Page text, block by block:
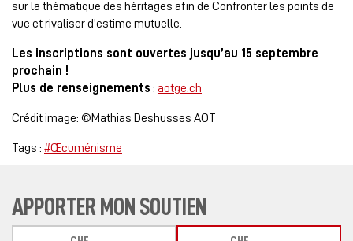
sur la thématique des héritages afin de Confronter les points de
vue et rivaliser d’estime mutuelle.
Les inscriptions sont ouvertes jusqu’au 15 septembre
prochain !
Plus de renseignements : aotge.ch
Crédit image: ©Mathias Deshusses AOT
Tags : #Œcuménisme
APPORTER MON SOUTIEN